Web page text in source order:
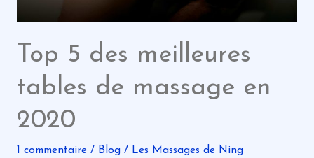
Top 5 des meilleures
tables de massage en
2020
1 commentaire / Blog/ Les Massages de Ning